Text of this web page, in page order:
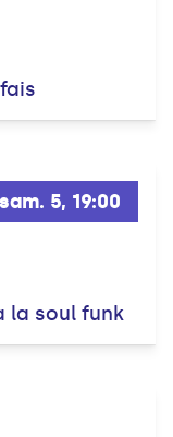
sam. 5, 19:00
la soul funk